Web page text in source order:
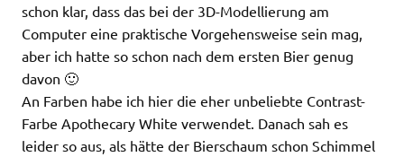
schon klar, dass das bei der 3D-Modellierung am
Computer eine praktische Vorgehensweise sein mag,
aber ich hatte so schon nach dem ersten Bier genug
davon 🙂
An Farben habe ich hier die eher unbeliebte Contrast-
Farbe Apothecary White verwendet. Danach sah es
leider so aus, als hätte der Bierschaum schon Schimmel